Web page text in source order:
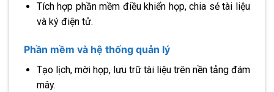
Tích hợp phần mềm điều khiển họp, chia sẻ tài liệu
và ký điện tử.
Phần mềm và hệ thống quản lý
Tạo lịch, mời họp, lưu trữ tài liệu trên nền tảng đám
mây.